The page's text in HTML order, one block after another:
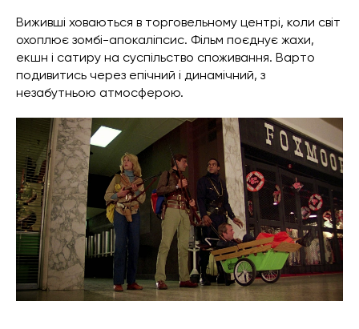
Виживші ховаються в торговельному центрі, коли світ
охоплює зомбі-апокаліпсис. Фільм поєднує жахи,
екшн і сатиру на суспільство споживання. Варто
подивитись через епічний і динамічний, з
незабутньою атмосферою.